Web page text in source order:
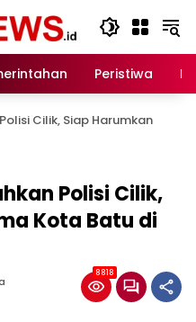
Peristiwa
Cilik, Siap Harumkan
Polisi Cilik,
Kota Batu di
8818